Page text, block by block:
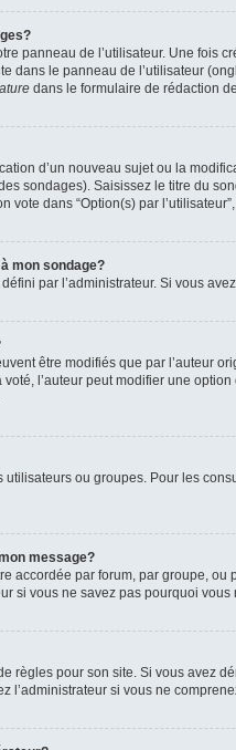
panneau de l’utilisateur. Une fois
dans le panneau de l’utilisateur
dans le formulaire de rédaction
d’un nouveau sujet ou la
sondages). Saisissez le titre du
vote dans “Option(s) par
mon sondage?
par l’administrateur. Si vous
être modifiés que par l’auteur
l’auteur peut modifier une
ou groupes. Pour les
message?
accordée par forum, par groupe,
si vous ne savez pas pourquoi
règles pour son site. Si vous avez
l’administrateur si vous ne